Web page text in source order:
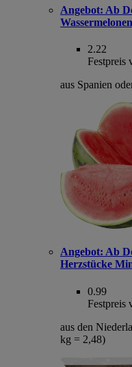
Angebot: Ab
Wassermelonen
2.22
Festpreis
aus Spanien
Angebot: Ab
Herzstücke
0.99
Festpreis
aus den
kg = 2,48)